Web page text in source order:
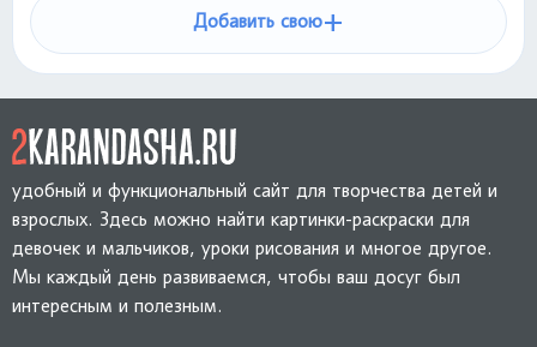
Добавить свою+
удобный и функциональный сайт для творчества детей и
взрослых. Здесь можно найти картинки-раскраски для
девочек и мальчиков, уроки рисования и многое другое.
Мы каждый день развиваемся, чтобы ваш досуг был
интересным и полезным.